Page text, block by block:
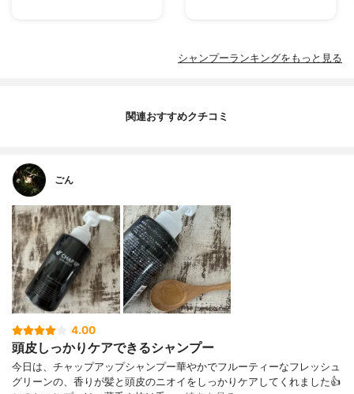
シャンプーランキングをもっと見る
関連おすすめクチコミ
ごん
4.00
頭皮しっかりケアできるシャンプー
今日は、チャップアップシャンプー華やかでフルーティーなフレッシュ
グリーンの、香りが髪と頭皮のニオイをしっかりケアしてくれました👍